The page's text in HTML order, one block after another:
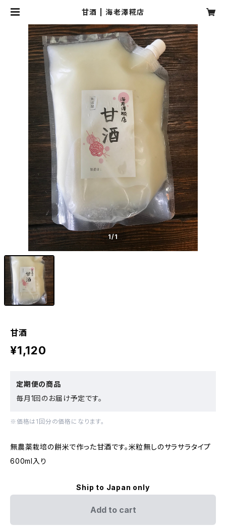
甘酒 | 海老澤糀店
1/1
甘酒
¥1,120
定期便の商品
毎月1回のお届け予定です。
※価格は1回分の価格になります。
無農薬栽培の餅米で作った甘酒です。米粒無しのサラサラタイプ
600ml入り
Ship to Japan only
Add to cart